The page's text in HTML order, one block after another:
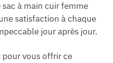
à main cuir femme
satisfaction à chaque
jour après jour.
vous offrir ce